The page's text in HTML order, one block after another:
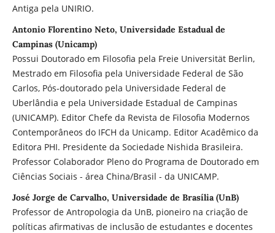
Antiga pela UNIRIO.
Antonio Florentino Neto, Universidade Estadual de
Campinas (Unicamp)
Possui Doutorado em Filosofia pela Freie Universität Berlin,
Mestrado em Filosofia pela Universidade Federal de São
Carlos, Pós-doutorado pela Universidade Federal de
Uberlândia e pela Universidade Estadual de Campinas
(UNICAMP). Editor Chefe da Revista de Filosofia Modernos
Contemporâneos do IFCH da Unicamp. Editor Acadêmico da
Editora PHI. Presidente da Sociedade Nishida Brasileira.
Professor Colaborador Pleno do Programa de Doutorado em
Ciências Sociais - área China/Brasil - da UNICAMP.
José Jorge de Carvalho, Universidade de Brasília (UnB)
Professor de Antropologia da UnB, pioneiro na criação de
políticas afirmativas de inclusão de estudantes e docentes